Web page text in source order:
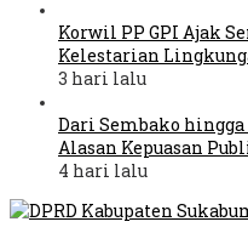
Korwil PP GPI Ajak
Kelestarian
3 hari lalu
Dari Sembako
Alasan Kepuasan
4 hari lalu